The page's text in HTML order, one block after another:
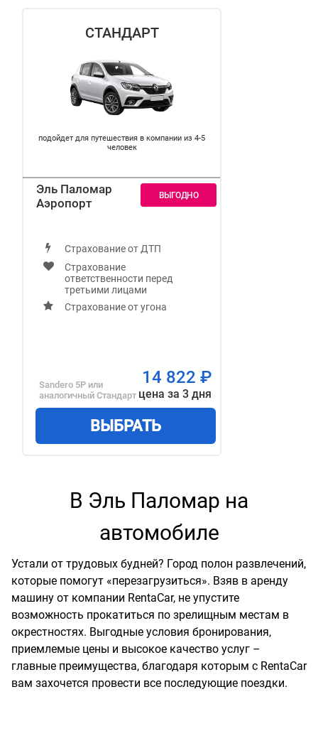
СТАНДАРТ
подойдет для путешествия в компании из 4-5
человек
Эль Паломар
Аэропорт
Страхование от ДТП
Страхование
ответственности перед
третьими лицами
Страхование от угона
Sandero 5P или
аналогичный Стандарт
14 822 ₽
цена за 3 дня
ВЫБРАТЬ
В Эль Паломар на
автомобиле
Устали от трудовых будней? Город полон развлечений,
которые помогут «перезагрузиться». Взяв в аренду
машину от компании RentaCar, не упустите
возможность прокатиться по зрелищным местам в
окрестностях. Выгодные условия бронирования,
приемлемые цены и высокое качество услуг –
главные преимущества, благодаря которым с RentaCar
вам захочется провести все последующие поездки.